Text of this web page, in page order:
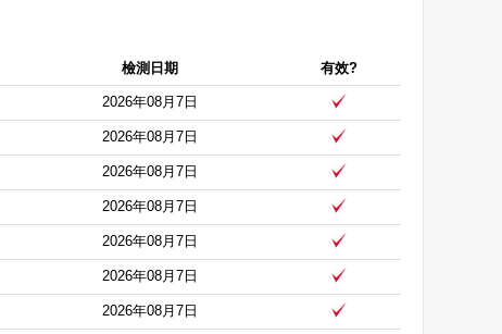
檢測日期 有效?
2026年08月7日
2026年08月7日
2026年08月7日
2026年08月7日
2026年08月7日
2026年08月7日
2026年08月7日